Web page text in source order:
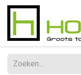
Overslaan naar inhoud